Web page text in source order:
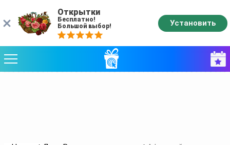
Открытки
Бесплатно!
Большой выбор!
Установить